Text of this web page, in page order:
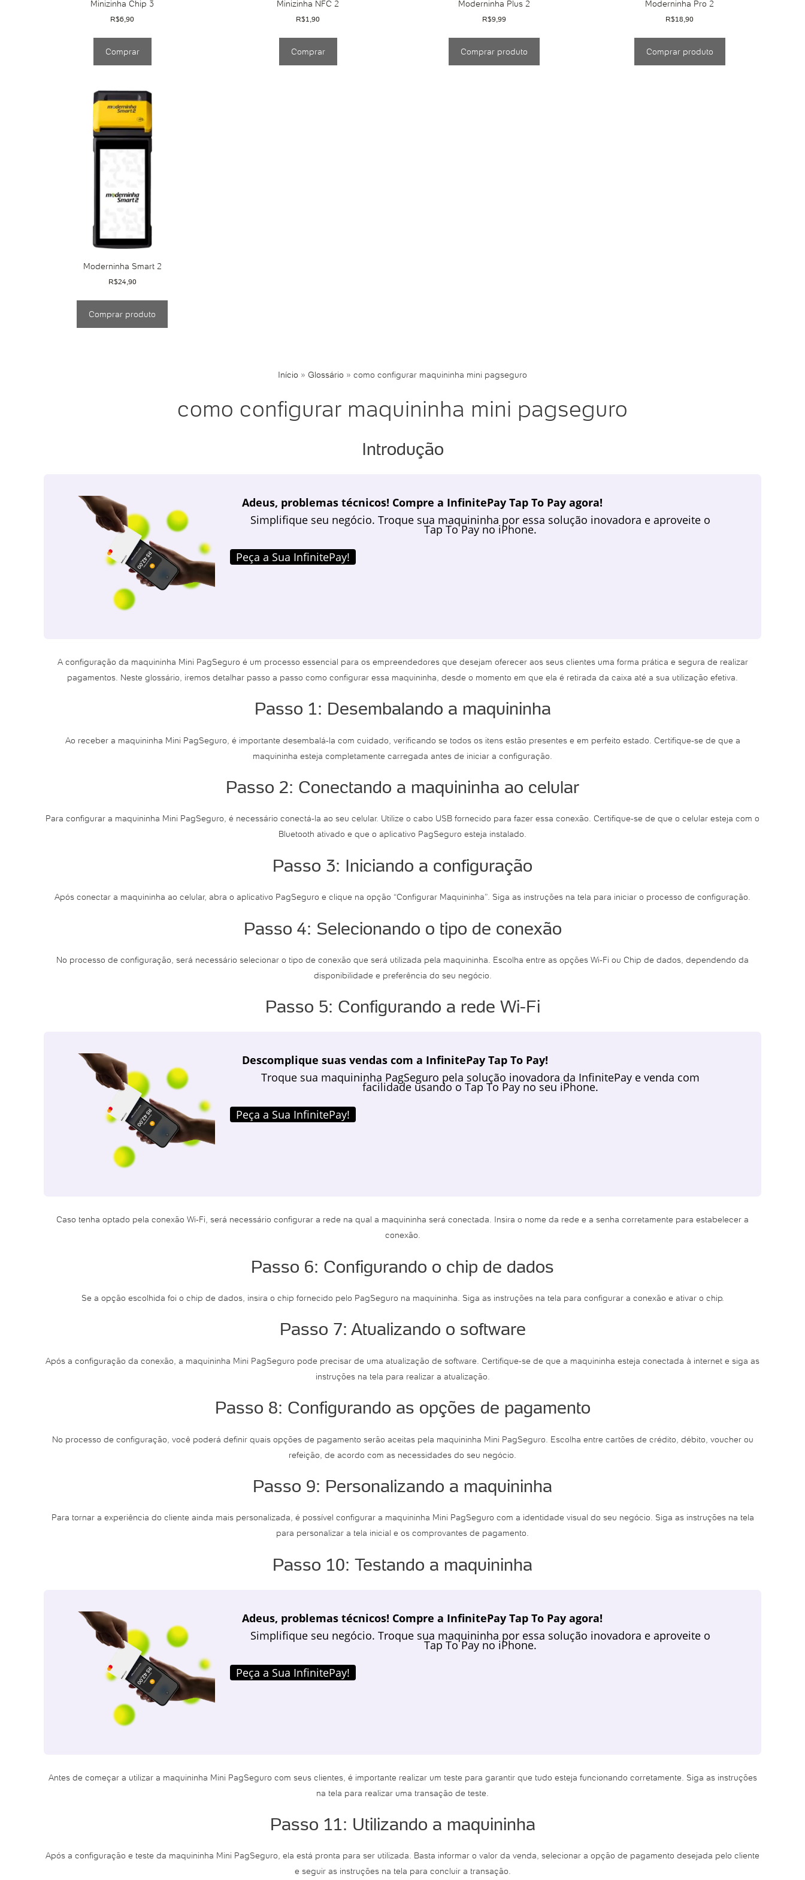
Minizinha Chip 3
R$6,90
Comprar
Minizinha NFC 2
R$1,90
Comprar
Moderninha Plus 2
R$9,99
Comprar produto
Moderninha Pro 2
R$18,90
Comprar produto
Moderninha Smart 2
R$24,90
Comprar produto
Início » Glossário » como configurar maquininha mini pagseguro
como configurar maquininha mini pagseguro
Introdução
Adeus, problemas técnicos! Compre a InfinitePay Tap To Pay agora!
Simplifique seu negócio. Troque sua maquininha por essa solução inovadora e aproveite o
Tap To Pay no iPhone.
Peça a Sua InfinitePay!
A configuração da maquininha Mini PagSeguro é um processo essencial para os empreendedores que desejam oferecer aos seus clientes uma forma prática e segura de realizar
pagamentos. Neste glossário, iremos detalhar passo a passo como configurar essa maquininha, desde o momento em que ela é retirada da caixa até a sua utilização efetiva.
Passo 1: Desembalando a maquininha
Ao receber a maquininha Mini PagSeguro, é importante desembalá-la com cuidado, verificando se todos os itens estão presentes e em perfeito estado. Certifique-se de que a
maquininha esteja completamente carregada antes de iniciar a configuração.
Passo 2: Conectando a maquininha ao celular
Para configurar a maquininha Mini PagSeguro, é necessário conectá-la ao seu celular. Utilize o cabo USB fornecido para fazer essa conexão. Certifique-se de que o celular esteja com o
Bluetooth ativado e que o aplicativo PagSeguro esteja instalado.
Passo 3: Iniciando a configuração
Após conectar a maquininha ao celular, abra o aplicativo PagSeguro e clique na opção “Configurar Maquininha”. Siga as instruções na tela para iniciar o processo de configuração.
Passo 4: Selecionando o tipo de conexão
No processo de configuração, será necessário selecionar o tipo de conexão que será utilizada pela maquininha. Escolha entre as opções Wi-Fi ou Chip de dados, dependendo da
disponibilidade e preferência do seu negócio.
Passo 5: Configurando a rede Wi-Fi
Descomplique suas vendas com a InfinitePay Tap To Pay!
Troque sua maquininha PagSeguro pela solução inovadora da InfinitePay e venda com
facilidade usando o Tap To Pay no seu iPhone.
Peça a Sua InfinitePay!
Caso tenha optado pela conexão Wi-Fi, será necessário configurar a rede na qual a maquininha será conectada. Insira o nome da rede e a senha corretamente para estabelecer a
conexão.
Passo 6: Configurando o chip de dados
Se a opção escolhida foi o chip de dados, insira o chip fornecido pelo PagSeguro na maquininha. Siga as instruções na tela para configurar a conexão e ativar o chip.
Passo 7: Atualizando o software
Após a configuração da conexão, a maquininha Mini PagSeguro pode precisar de uma atualização de software. Certifique-se de que a maquininha esteja conectada à internet e siga as
instruções na tela para realizar a atualização.
Passo 8: Configurando as opções de pagamento
No processo de configuração, você poderá definir quais opções de pagamento serão aceitas pela maquininha Mini PagSeguro. Escolha entre cartões de crédito, débito, voucher ou
refeição, de acordo com as necessidades do seu negócio.
Passo 9: Personalizando a maquininha
Para tornar a experiência do cliente ainda mais personalizada, é possível configurar a maquininha Mini PagSeguro com a identidade visual do seu negócio. Siga as instruções na tela
para personalizar a tela inicial e os comprovantes de pagamento.
Passo 10: Testando a maquininha
Adeus, problemas técnicos! Compre a InfinitePay Tap To Pay agora!
Simplifique seu negócio. Troque sua maquininha por essa solução inovadora e aproveite o
Tap To Pay no iPhone.
Peça a Sua InfinitePay!
Antes de começar a utilizar a maquininha Mini PagSeguro com seus clientes, é importante realizar um teste para garantir que tudo esteja funcionando corretamente. Siga as instruções
na tela para realizar uma transação de teste.
Passo 11: Utilizando a maquininha
Após a configuração e teste da maquininha Mini PagSeguro, ela está pronta para ser utilizada. Basta informar o valor da venda, selecionar a opção de pagamento desejada pelo cliente
e seguir as instruções na tela para concluir a transação.